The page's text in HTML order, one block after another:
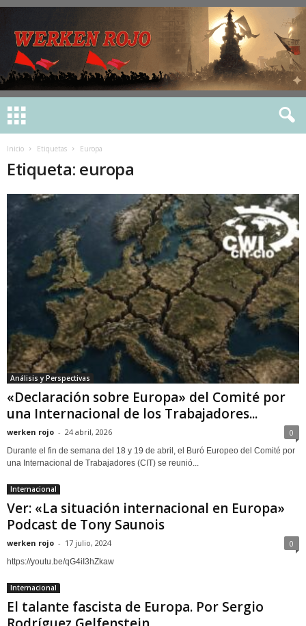
Inicio Etiquetas Europa
Etiqueta: europa
Análisis y Perspectivas
«Declaración sobre Europa» del Comité por
una Internacional de los Trabajadores...
werken rojo - 24 abril, 2026 0
Durante el fin de semana del 18 y 19 de abril, el Buró Europeo del Comité por
una Internacional de Trabajadores (CIT) se reunió...
Internacional
Ver: «La situación internacional en Europa»
Podcast de Tony Saunois
werken rojo - 17 julio, 2024 0
https://youtu.be/qG4iI3hZkaw
Internacional
El talante fascista de Europa. Por Sergio